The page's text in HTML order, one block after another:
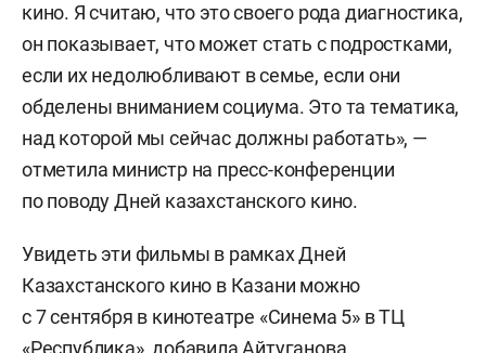
кино. Я считаю, что это своего рода диагностика,
он показывает, что может стать с подростками,
если их недолюбливают в семье, если они
обделены вниманием социума. Это та тематика,
над которой мы сейчас должны работать», —
отметила министр на пресс-конференции
по поводу Дней казахстанского кино.
Увидеть эти фильмы в рамках Дней
Казахстанского кино в Казани можно
с 7 сентября в кинотеатре «Синема 5» в ТЦ
«Республика», добавила Айтуганова.